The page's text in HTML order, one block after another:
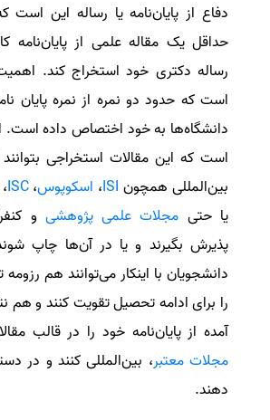
دفاع از پایان‌نامه یا رساله این است
حداقل یک مقاله علمی از پایان‌نامه
رساله دکتری خود استخراج کند.
است که حدود دو نمره از نمره پایان
دانشگاه‌ها به خود اختصاص داده است.
است که این مقالات استخراجی
بین‌المللی همچون ISI، اسکوپوس،ISC
یا حتی مجلات علمی پژوهشی و
پذیرش بگیرند و یا در آن‌ها چاپ
دانشجویان با اینکار می‌توانند هم
را برای ادامه تحصیل تقویت کنند و هم
آمده از پایان‌نامه خود را در قالب
مجلات معتبر، بین‌المللی کنند و در
دهند.